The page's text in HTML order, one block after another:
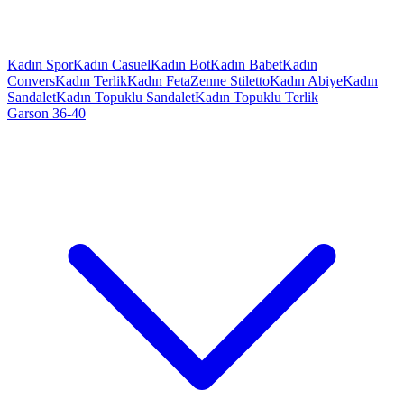
Kadın SporKadın CasuelKadın BotKadın BabetKadın
ConversKadın TerlikKadın FetaZenne StilettoKadın AbiyeKadın
SandaletKadın Topuklu SandaletKadın Topuklu Terlik
Garson 36-40